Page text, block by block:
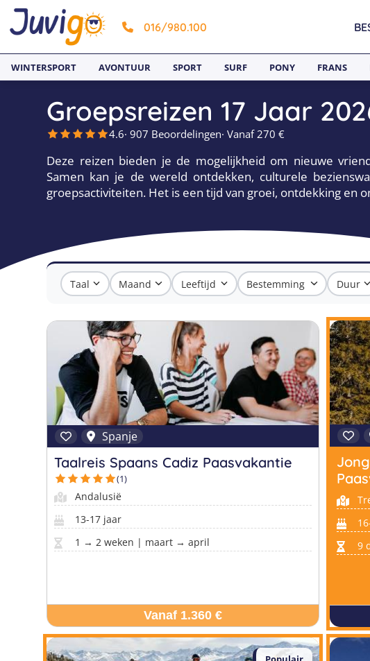
016/980.100
WINTERSPORT AVONTUUR SPORT SURF PONY FRANS
Groepsreizen 17 Jaar
4.6· 907 Beoordelingen· Vanaf 270 €
Deze reizen bieden je de mogelijkheid om nieuwe
Samen kan je de wereld ontdekken, culturele
groepsactiviteiten. Het is een tijd van groei, ontdekking
Taal Maand Leeftijd Bestemming Duur
Spanje
Taalreis Spaans Cadiz Paasvakantie
(1)
Andalusië
13-17 jaar
1 → 2 weken | maart → april
Vanaf 1.360 €
9